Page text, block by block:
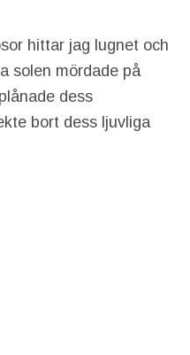
hittar jag lugnet och
solen mördade på
dess
bort dess ljuvliga